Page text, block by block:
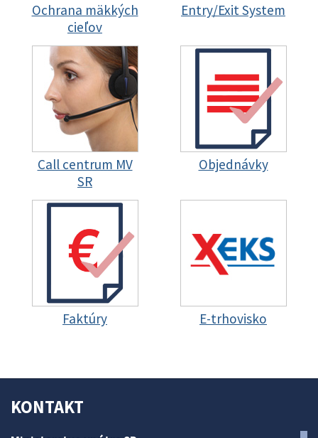
Ochrana mäkkých
cieľov
Entry/Exit System
Call centrum MV
SR
Objednávky
Faktúry E-trhovisko
KONTAKT